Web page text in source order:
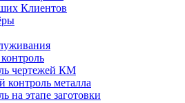
Клиентов
чертежей КМ
контроль металла
на этапе заготовки